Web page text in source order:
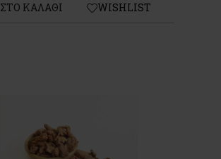
ΣΤΟ ΚΑΛΑΘΙ WISHLIST